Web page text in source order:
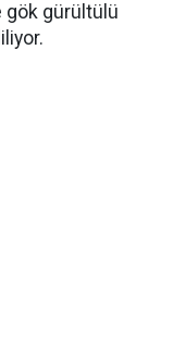
gök gürültülü